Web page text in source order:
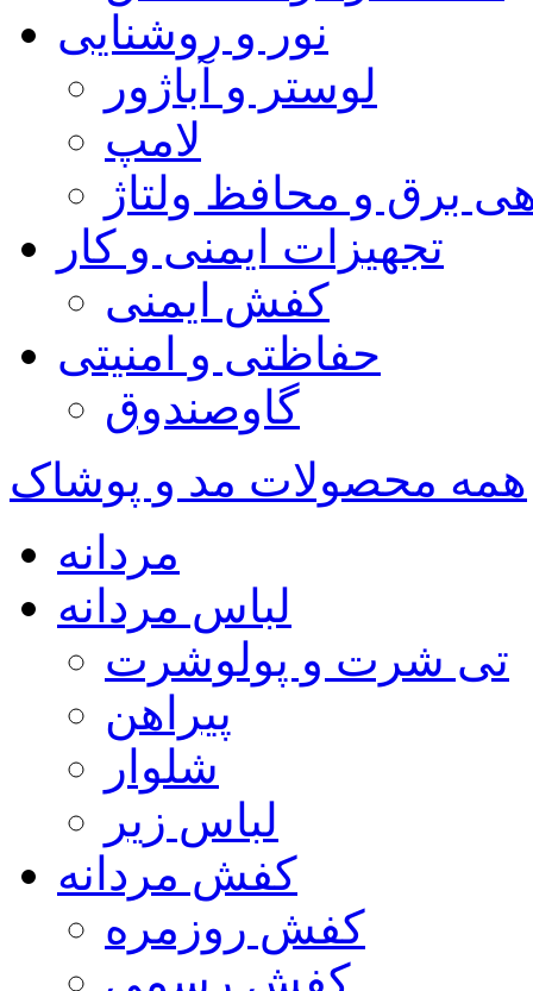
نور و روشنایی
لوستر و آباژور
لامپ
برق و محافظ ولتاژ
تجهیزات ایمنی و کار
کفش ایمنی
حفاظتی و امنیتی
گاوصندوق
همه محصولات مد و پوشاک
مردانه
لباس مردانه
تی شرت و پولوشرت
پیراهن
شلوار
لباس زیر
کفش مردانه
کفش روزمره
کفش رسمی